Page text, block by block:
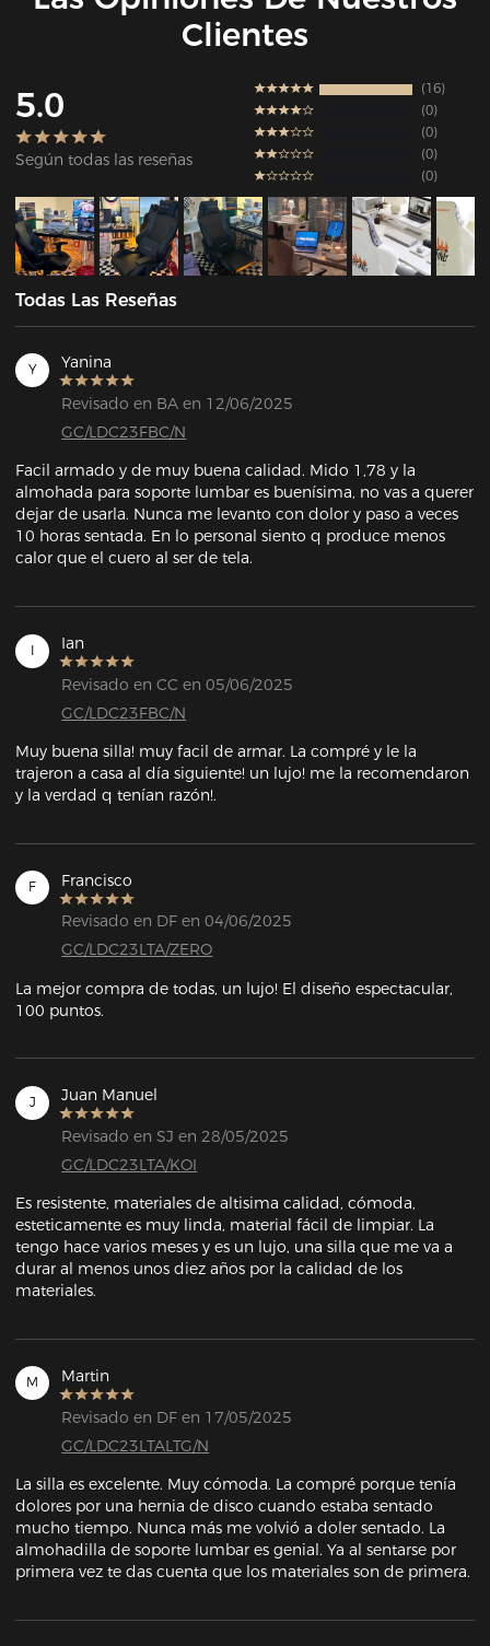
Clientes
5.0
Según todas las reseñas
16
0
0
0
0
Todas Las Reseñas
Y Yanina
Revisado en BA en 12/06/2025
GC/LDC23FBC/N
Facil armado y de muy buena calidad. Mido 1,78 y la
almohada para soporte lumbar es buenísima, no vas a querer
dejar de usarla. Nunca me levanto con dolor y paso a veces
10 horas sentada. En lo personal siento q produce menos
calor que el cuero al ser de tela.
I Ian
Revisado en CC en 05/06/2025
GC/LDC23FBC/N
Muy buena silla! muy facil de armar. La compré y le la
trajeron a casa al día siguiente! un lujo! me la recomendaron
y la verdad q tenían razón!.
F Francisco
Revisado en DF en 04/06/2025
GC/LDC23LTA/ZERO
La mejor compra de todas, un lujo! El diseño espectacular,
100 puntos.
J Juan Manuel
Revisado en SJ en 28/05/2025
GC/LDC23LTA/KOI
Es resistente, materiales de altisima calidad, cómoda,
esteticamente es muy linda, material fácil de limpiar. La
tengo hace varios meses y es un lujo, una silla que me va a
durar al menos unos diez años por la calidad de los
materiales.
M Martin
Revisado en DF en 17/05/2025
GC/LDC23LTALTG/N
La silla es excelente. Muy cómoda. La compré porque tenía
dolores por una hernia de disco cuando estaba sentado
mucho tiempo. Nunca más me volvió a doler sentado. La
almohadilla de soporte lumbar es genial. Ya al sentarse por
primera vez te das cuenta que los materiales son de primera.